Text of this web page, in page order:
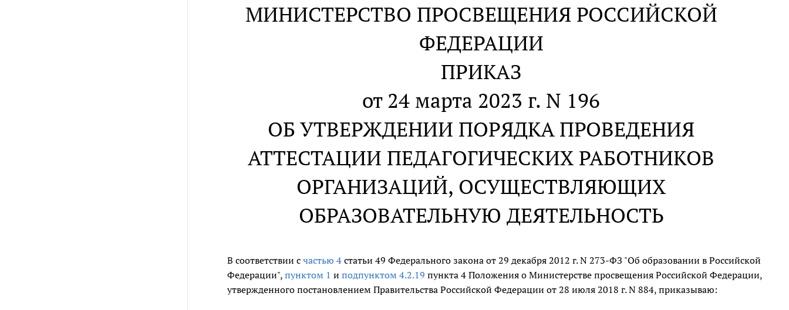
МИНИСТЕРСТВО ПРОСВЕЩЕНИЯ РОССИЙСКОЙ
ФЕДЕРАЦИИ
ПРИКАЗ
от 24 марта 2023 г. N 196
ОБ УТВЕРЖДЕНИИ ПОРЯДКА ПРОВЕДЕНИЯ
АТТЕСТАЦИИ ПЕДАГОГИЧЕСКИХ РАБОТНИКОВ
ОРГАНИЗАЦИЙ, ОСУЩЕСТВЛЯЮЩИХ
ОБРАЗОВАТЕЛЬНУЮ ДЕЯТЕЛЬНОСТЬ
В соответствии счастью 4 статьи 49 Федерального закона от 29 декабря 2012 г. N 273-ФЗ "Об образовании в Российской
Федерации",пунктом 1 иподпунктом 4.2.19 пункта 4 Положения о Министерстве просвещения Российской Федерации,
утвержденного постановлением Правительства Российской Федерации от 28 июля 2018 г. N 884, приказываю: